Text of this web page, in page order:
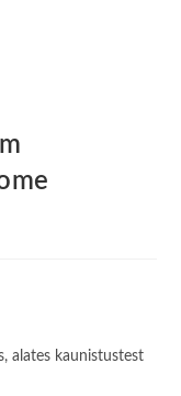
alates kaunistustest